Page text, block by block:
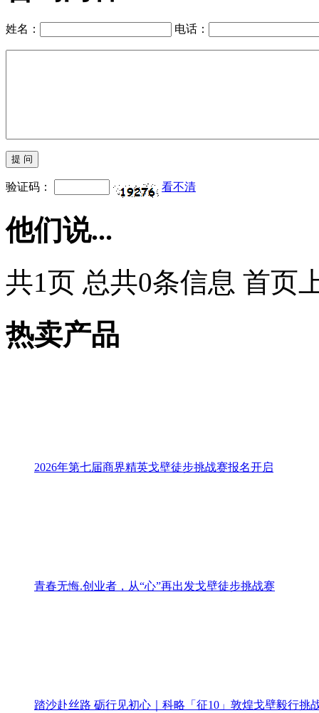
徒步玄奘之路：新沙
之旅
戈壁征途 匠心传承——
新标杆
咨询内容
他们说...